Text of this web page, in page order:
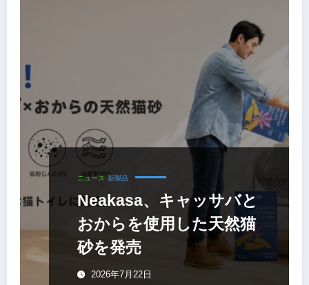
ニュース 新製品
Neakasa、キャッサバと
おからを使用した天然猫
砂を発売
2026年7月22日